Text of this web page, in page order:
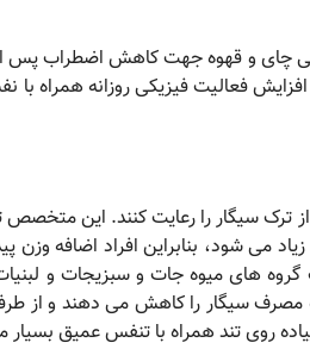
چای و قهوه جهت کاهش اضطراب پس
فعالیت فیزیکی روزانه همراه
ترک سیگار را رعایت کنند. این متخصص
می شود، بنابراین افراد اضافه وزن
های میوه جات و سبزیجات و
به مصرف سیگار را کاهش می دهند و از
روی تند همراه با تنفس عمیق